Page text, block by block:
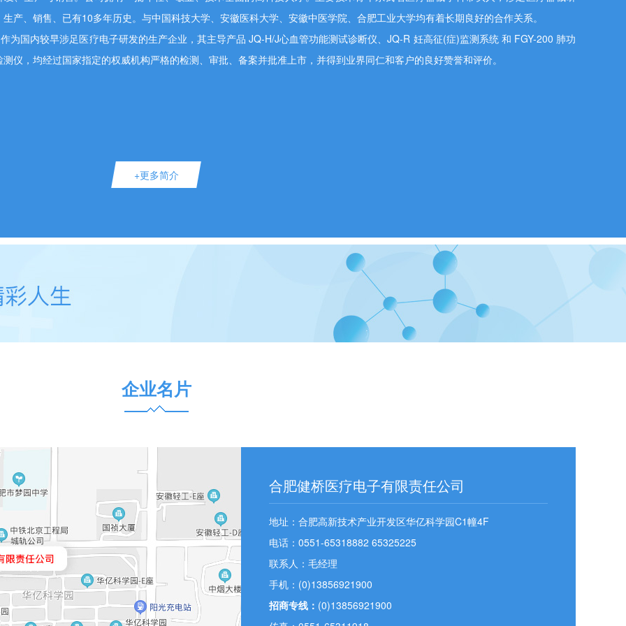
生产、销售、已有10多年历史。与中国科技大学、安徽医科大学、安徽中医学院、合肥工业大学均有着长期良好的合作关系。
作为国内较早涉足医疗电子研发的生产企业，其主导产品 JQ-H/J心血管功能测试诊断仪、JQ-R 妊高征(症)监测系统 和 FGY-200 肺功
测仪，均经过国家指定的权威机构严格的检测、审批、备案并批准上市，并得到业界同仁和客户的良好赞誉和评价。
+更多简介
企业名片
合肥健桥医疗电子有限责任公司
地址：合肥高新技术产业开发区华亿科学园C1幢4F
电话：0551-65318882 65325225
联系人：毛经理
手机：(0)13856921900
招商专线： (0)13856921900